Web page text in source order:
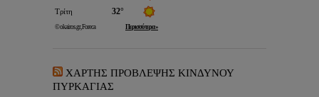
ΧΑΡΤΗΣ ΠΡΟΒΛΕΨΗΣ ΚΙΝΔΥΝΟΥ
ΠΥΡΚΑΓΙΑΣ